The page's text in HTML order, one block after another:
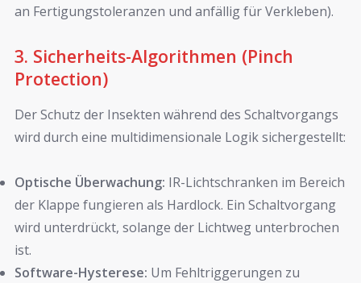
an Fertigungstoleranzen und anfällig für Verkleben).
3. Sicherheits-Algorithmen (Pinch
Protection)
Der Schutz der Insekten während des Schaltvorgangs
wird durch eine multidimensionale Logik sichergestellt:
Optische Überwachung: IR-Lichtschranken im Bereich
der Klappe fungieren als Hardlock. Ein Schaltvorgang
wird unterdrückt, solange der Lichtweg unterbrochen
ist.
Software-Hysterese: Um Fehltriggerungen zu